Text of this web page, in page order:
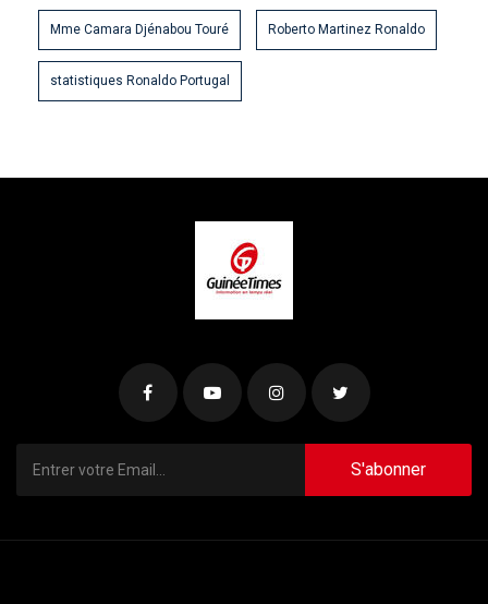
Mme Camara Djénabou Touré Roberto Martinez Ronaldo
statistiques Ronaldo Portugal
S'abonner